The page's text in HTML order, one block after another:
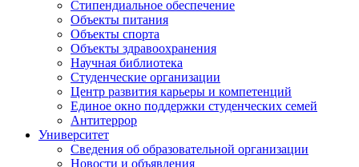
Стипендиальное обеспечение
Объекты питания
Объекты спорта
Объекты здравоохранения
Научная библиотека
Студенческие организации
Центр развития карьеры и компетенций
Единое окно поддержки студенческих семей
Антитеррор
Университет
Сведения об образовательной организации
Новости и объявления